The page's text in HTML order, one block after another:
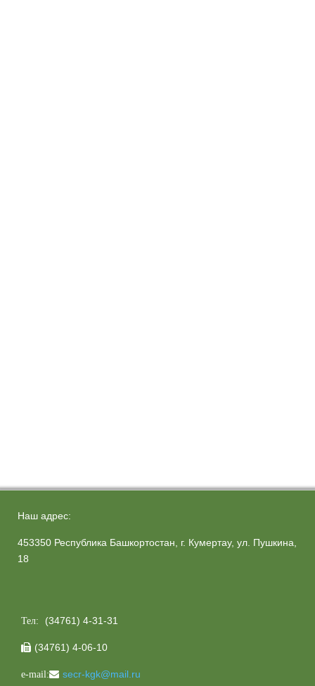
Наш адрес:
453350 Республика Башкортостан, г. Кумертау, ул. Пушкина,
18
Тел: (34761) 4-31-31
 (34761) 4-06-10
e-mail: secr-kgk@mail.ru